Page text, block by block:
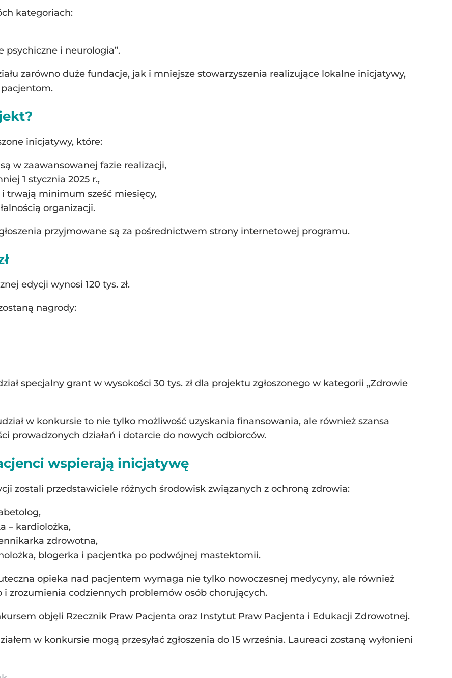
kategoriach:
psychiczne i neurologia”.
zarówno duże fundacje, jak i mniejsze stowarzyszenia realizujące lokalne inicjatywy,
inicjatywy, które:
w zaawansowanej fazie realizacji,
1 stycznia 2025 r.,
trwają minimum sześć miesięcy,
organizacji.
przyjmowane są za pośrednictwem strony internetowej programu.
edycji wynosi 120 tys. zł.
nagrody:
specjalny grant w wysokości 30 tys. zł dla projektu zgłoszonego w kategorii „Zdrowie
w konkursie to nie tylko możliwość uzyskania finansowania, ale również szansa
prowadzonych działań i dotarcie do nowych odbiorców.
wspierają inicjatywę
zostali przedstawiciele różnych środowisk związanych z ochroną zdrowia:
– kardiolożka,
zdrowotna,
blogerka i pacjentka po podwójnej mastektomii.
opieka nad pacjentem wymaga nie tylko nowoczesnej medycyny, ale również
zrozumienia codziennych problemów osób chorujących.
objęli Rzecznik Praw Pacjenta oraz Instytut Praw Pacjenta i Edukacji Zdrowotnej.
w konkursie mogą przesyłać zgłoszenia do 15 września. Laureaci zostaną wyłonieni